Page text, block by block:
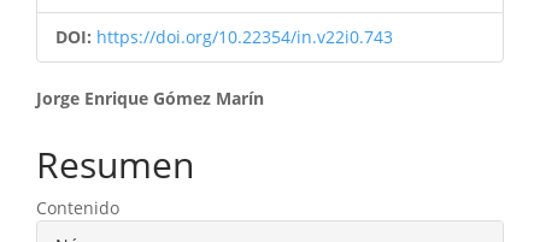
DOI: https://doi.org/10.22354/in.v22i0.743
Contenido
principal
del
artículo
Jorge Enrique Gómez Marín
Resumen
Contenido